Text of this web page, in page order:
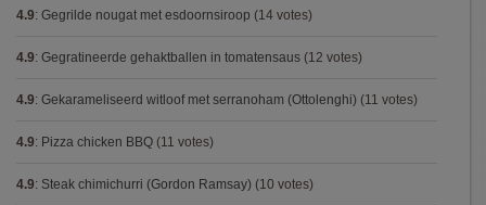
4.9: Gegrilde nougat met esdoornsiroop (14 votes)
4.9: Gegratineerde gehaktballen in tomatensaus (12 votes)
4.9: Gekarameliseerd witloof met serranoham (Ottolenghi) (11 votes)
4.9: Pizza chicken BBQ (11 votes)
4.9: Steak chimichurri (Gordon Ramsay) (10 votes)